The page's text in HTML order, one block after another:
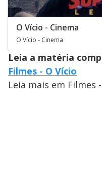
O Vício - Cinema
O Vício - Cinema
Leia a matéria
Filmes - O Vício
Leia mais em Filmes